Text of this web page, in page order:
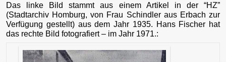
Das linke Bild stammt aus einem Artikel in der “HZ”
(Stadtarchiv Homburg, von Frau Schindler aus Erbach zur
Verfügung gestellt) aus dem Jahr 1935. Hans Fischer hat
das rechte Bild fotografiert – im Jahr 1971.: